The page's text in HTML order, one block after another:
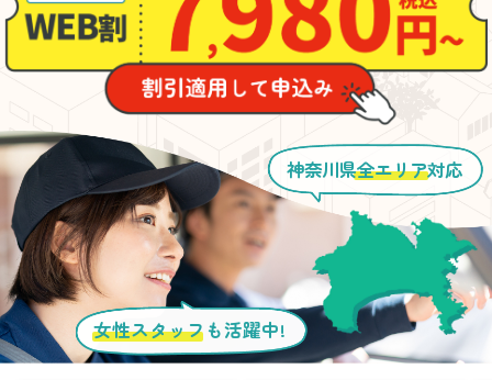
女性スタッフ も活躍中!
神奈川県全エリア対応